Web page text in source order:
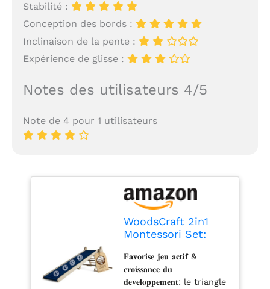
Stabilité :
Conception des bords :
Inclinaison de la pente :
Expérience de glisse :
Notes des utilisateurs 4/5
Note de 4 pour 1 utilisateurs
WoodsCraft 2in1
Montessori Set:
Triangle Escalade
Enfant | Glissière à
Rouleaux pour
𝐅𝐚𝐯𝐨𝐫𝐢𝐬𝐞 𝐣𝐞𝐮 𝐚𝐜𝐭𝐢𝐟 &
𝐜𝐫𝐨𝐢𝐬𝐬𝐚𝐧𝐜𝐞 𝐝𝐮
𝐝𝐞𝐯𝐞𝐥𝐨𝐩𝐩𝐞𝐦𝐞𝐧𝐭: le triangle